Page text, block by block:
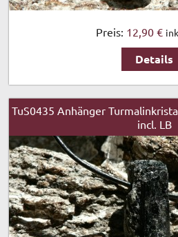
Preis: 12,90 €
Details
TuS0435 Anhänger
incl. LB